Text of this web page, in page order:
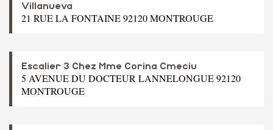
Villanueva
21 RUE LA FONTAINE 92120 MONTROUGE
Escalier 3 Chez Mme Corina Cmeciu
5 AVENUE DU DOCTEUR LANNELONGUE 92120
MONTROUGE